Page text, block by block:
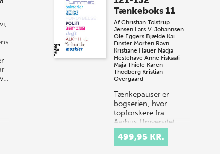
Vi gentager succesen og inviterer igen i
år til vores store sommer-lagersalg,
så sæt kryds i kalenderen onsdag den
10. j…
Tænkeboks 11
AfChristian Tolstrup
Jensen Lars V. Johannsen
Ole Eggers Bjælde Kai
Finster Morten Ravn
Kristiane Hauer Nadja
Hestehave Anne Fiskaali
Maja Thiele Karen
Thodberg Kristian
Overgaard
Tænkepauser er
bogserien, hvor
topforskere fra
Aarhus Universitet
formidler deres viden
om centrale emner
som frihed, netværk
499,95 KR.